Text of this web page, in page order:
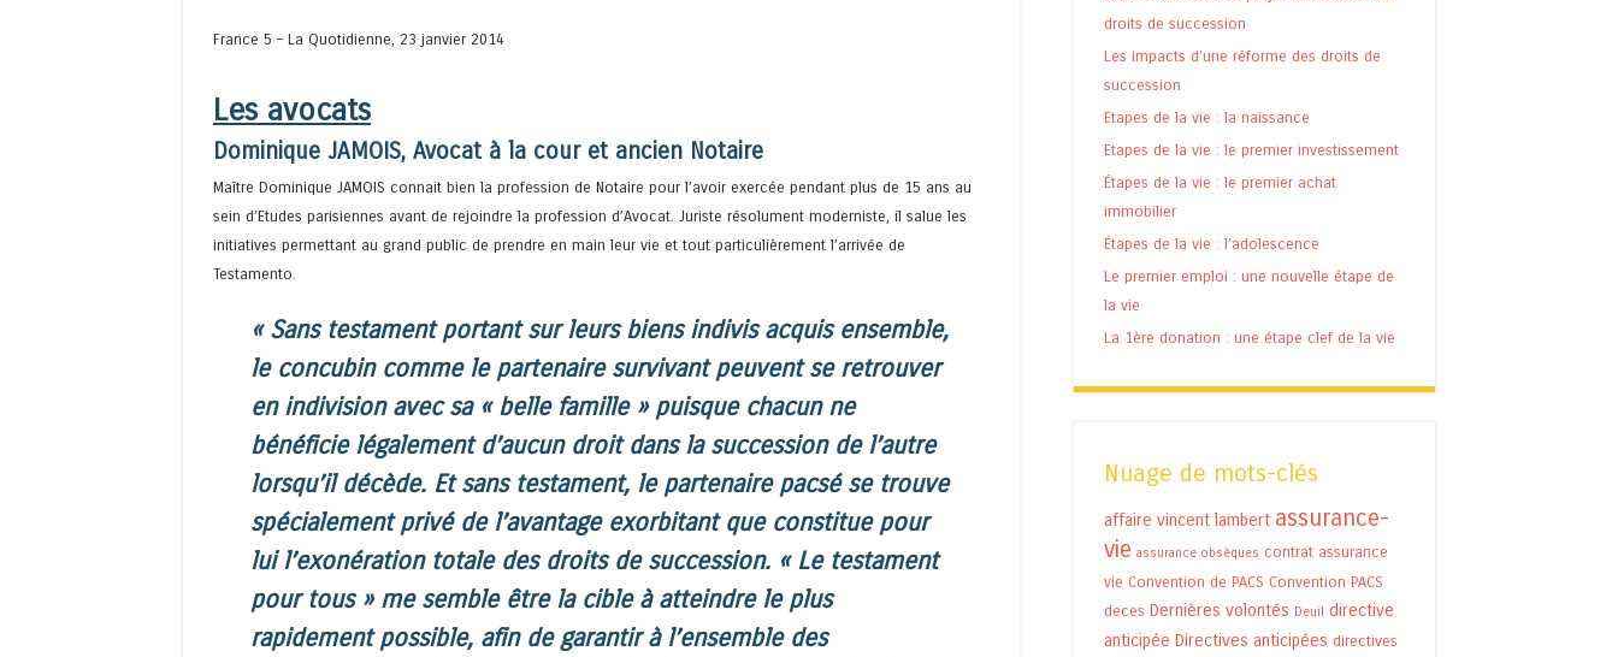
France 5 – La Quotidienne, 23 janvier 2014
Les avocats
Dominique JAMOIS, Avocat à la cour et ancien Notaire
Maître Dominique JAMOIS connait bien la profession de Notaire pour l’avoir exercée pendant plus de 15 ans au
sein d’Etudes parisiennes avant de rejoindre la profession d’Avocat. Juriste résolument moderniste, il salue les
initiatives permettant au grand public de prendre en main leur vie et tout particulièrement l’arrivée de
Testamento.
« Sans testament portant sur leurs biens indivis acquis ensemble,
le concubin comme le partenaire survivant peuvent se retrouver
en indivision avec sa « belle famille » puisque chacun ne
bénéficie légalement d’aucun droit dans la succession de l’autre
lorsqu’il décède. Et sans testament, le partenaire pacsé se trouve
spécialement privé de l’avantage exorbitant que constitue pour
lui l’exonération totale des droits de succession. « Le testament
pour tous » me semble être la cible à atteindre le plus
rapidement possible, afin de garantir à l’ensemble des
droits de succession
Les impacts d’une réforme des droits de
succession
Etapes de la vie : la naissance
Etapes de la vie : le premier investissement
Étapes de la vie : le premier achat
immobilier
Étapes de la vie : l’adolescence
Le premier emploi : une nouvelle étape de
la vie
La 1ère donation : une étape clef de la vie
Nuage de mots-clés
affaire vincent lambert assurance-
vie assurance obsèques contrat assurance
vie Convention de PACS Convention PACS
deces Dernières volontés Deuil directive
anticipée Directives anticipées directives